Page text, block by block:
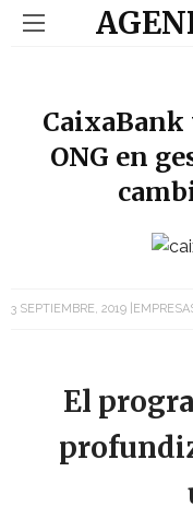
CaixaBank
ONG en
3 SEPTIEMBRE, 2019
El